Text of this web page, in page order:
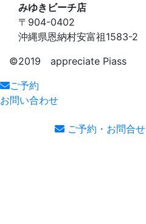
みゆきビーチ店
〒904-0402
沖縄県恩納村安富祖1583-2
©️2019 appreciate Piass
ご予約
お問い合わせ
ご予約・お問合せ